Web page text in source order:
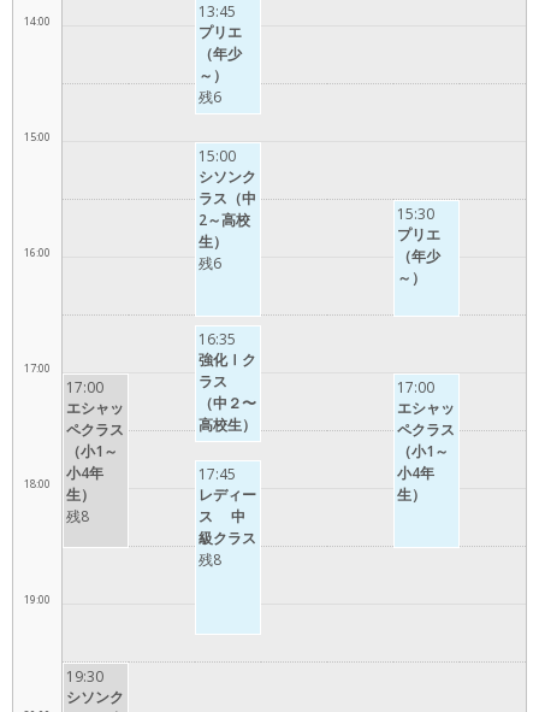
14:00
15:00
16:00
17:00
18:00
19:00
17:00
エシャッ
ペクラス
（小1～
小4年
生）
残8
19:30
シソンク
13:45
プリエ
（年少
～）
残6
15:00
シソンク
ラス（中
2～高校
生）
残6
16:35
強化Ⅰク
ラス
（中２〜
高校生）
17:45
レディー
ス 中
級クラス
残8
15:30
プリエ
（年少
～）
17:00
エシャッ
ペクラス
（小1～
小4年
生）